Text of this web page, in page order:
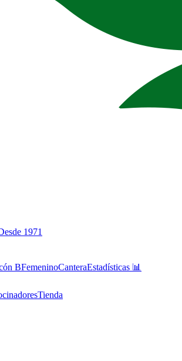
1971
BFemeninoCanteraEstadísticas 📊
Tienda